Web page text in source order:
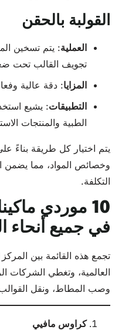
القولبة بالحقن
العملية: يتم تسخين
تجويف القالب تحت
المزايا: دقة عالية
التطبيقات: يشيع
الطبية والمنتجات
يتم اختيار كل طريقة بناءً
وخصائص المواد، مما يضمن
التكلفة.
10 موردي
في جميع أنحاء
تجمع هذه القائمة بين
العالمية، وتغطي الشركات
وصب المطاط، ونقل
كراوس مافيي